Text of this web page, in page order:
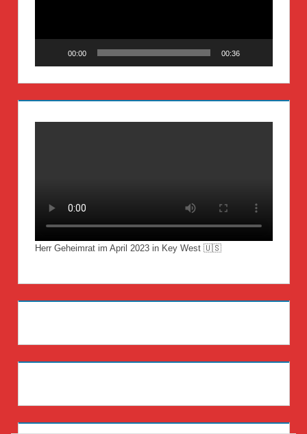
00:00 00:36
Herr Geheimrat im April 2023 in Key West 🇺🇸